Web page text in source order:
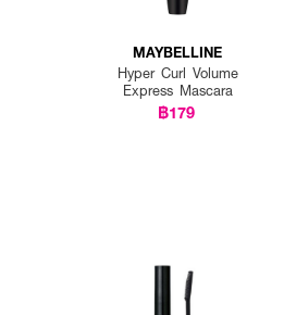
MAYBELLINE
Hyper Curl Volume
Express Mascara
฿179